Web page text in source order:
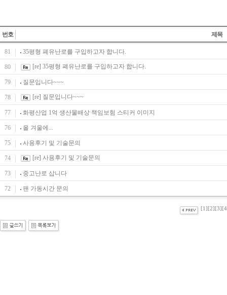
번호 제목
81 35평형 폐유난로를 구입하고자 합니다.
80 [re] 35평형 폐유난로를 구입하고자 합니다.
79 질문입니다~~~
78 [re] 질문입니다~~~
77 화평산업 1억 생산물배상 책임보험 스티커 이미지
76 올 겨울에...
75 사용후기 및 기술문의
74 [re] 사용후기 및 기술문의
73 중고난로 삽니다
72 팬 가동시간 문의
[1] [2] [3]